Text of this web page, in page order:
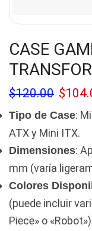
CASE
$120.00 $
Tipo de Case:
ATX y Mini ITX.
Dimensiones:
mm (varía
Colores
(puede incluir
Piece» o